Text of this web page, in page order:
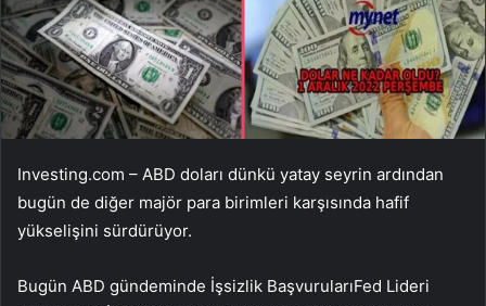
Investing.com – ABD doları dünkü yatay seyrin ardından
bugün de diğer majör para birimleri karşısında hafif
yükselişini sürdürüyor.
Bugün ABD gündeminde İşsizlik BaşvurularıFed Lideri